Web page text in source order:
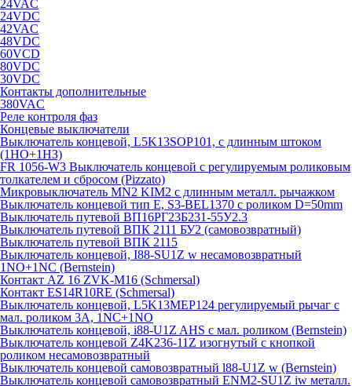
24VAC
24VDC
42VAC
48VDC
60VCD
80VDC
30VDC
Контакты дополнительные
380VAC
Реле контроля фаз
Концевые выключатели
Выключатель концевой, L5K13SOP101, с длинным штоком
(1НО+1НЗ)
FR 1056-W3 Выключатель концевой с регулируемым роликовым
толкателем и сбросом (Pizzato)
Микровыключатель MN2 KIM2 с длинным металл. рычажком
Выключатель концевой тип Е, S3-BEL1370 с роликом D=50mm
Выключатель путевой ВП16РГ23Б231-55У2.3
Выключатель путевой ВПК 2111 БУ2 (самовозвратный)
Выключатель путевой ВПК 2115
Выключатель концевой, I88-SU1Z w несамовозвратный
1NO+1NC (Bernstein)
Контакт AZ 16 ZVK-M16 (Schmersal)
Контакт ES14R10RE (Schmersal)
Выключатель концевой, L5K13MEP124 регулируемый рычаг с
мал. роликом 3А, 1NC+1NO
Выключатель концевой, i88-U1Z AHS с мал. роликом (Bernstein)
Выключатель концевой Z4K236-11Z изогнутый с кнопкой
роликом несамовозвратный
Выключатель концевой самовозвратный l88-U1Z w (Bernstein)
Выключатель концевой самовозвратный ENM2-SU1Z iw металл.